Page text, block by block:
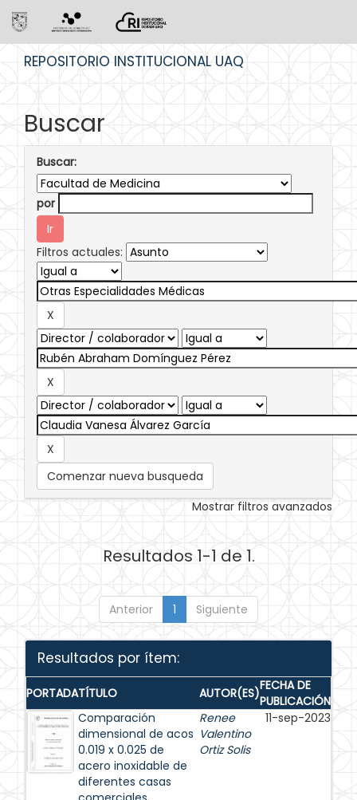
REPOSITORIO INSTITUCIONAL UAQ
Buscar
Buscar:
por
Filtros actuales:
Comenzar nueva busqueda
Mostrar filtros avanzados
Resultados 1-1 de 1.
Anterior 1 Siguiente
Resultados por ítem:
PORTADATÍTULO AUTOR(ES)FECHA DE
PUBLICACIÓN
Comparación
dimensional de acos
0.019 x 0.025 de
acero inoxidable de
diferentes casas
Renee
Valentino
Ortiz Solis
11-sep-2023